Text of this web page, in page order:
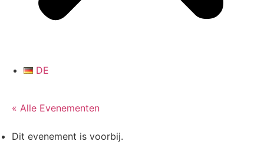
DE
« Alle Evenementen
Dit evenement is voorbij.